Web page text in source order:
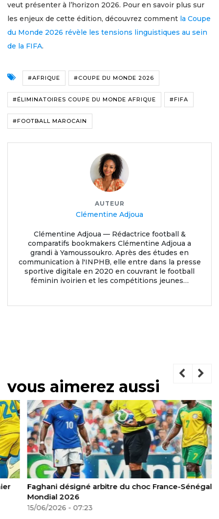
veut présenter à l’horizon 2026. Pour en savoir plus sur
les enjeux de cette édition, découvrez comment la Coupe
du Monde 2026 révèle les tensions linguistiques au sein
de la FIFA.
#AFRIQUE #COUPE DU MONDE 2026
#ÉLIMINATOIRES COUPE DU MONDE AFRIQUE #FIFA
#FOOTBALL MAROCAIN
AUTEUR
Clémentine Adjoua
Clémentine Adjoua — Rédactrice football &
comparatifs bookmakers Clémentine Adjoua a
grandi à Yamoussoukro. Après des études en
communication à l'INPHB, elle entre dans la presse
sportive digitale en 2020 en couvrant le football
féminin ivoirien et les compétitions jeunes…
vous aimerez aussi
Faghani désigné arbitre du choc France-Sénégal au
Mondial 2026
15/06/2026 - 07:23